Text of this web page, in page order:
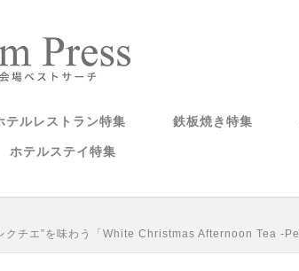
テルレストラン特集 鉄板焼き特集
ホテルステイ特集
チエ”を味わう「White Christmas Afternoon Tea -